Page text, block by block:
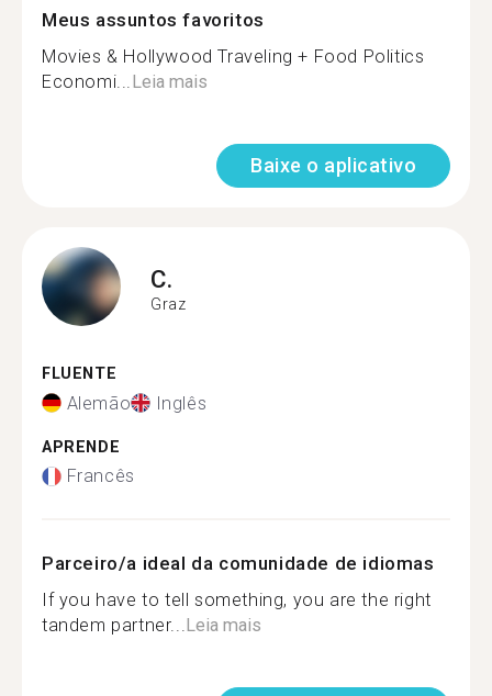
Meus assuntos favoritos
Movies & Hollywood Traveling + Food Politics
Economi...Leia mais
Baixe o aplicativo
C.
Graz
FLUENTE
Alemão Inglês
APRENDE
Francês
Parceiro/a ideal da comunidade de idiomas
If you have to tell something, you are the right
tandem partner...Leia mais